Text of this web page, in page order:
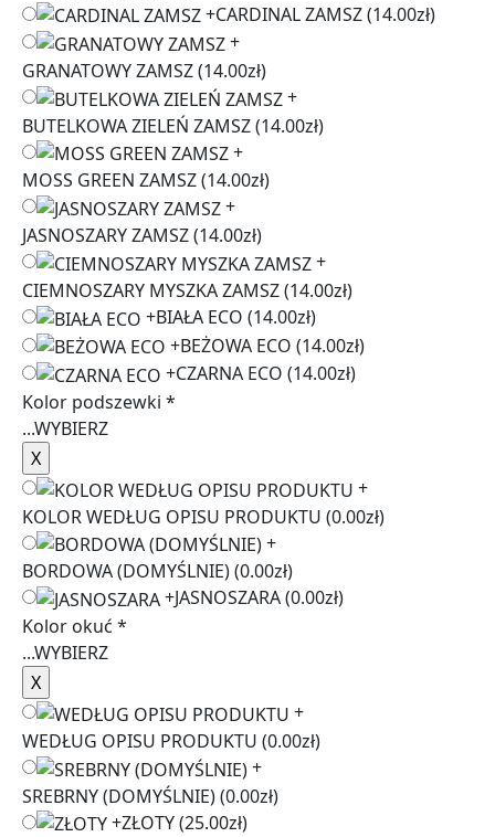
+CARDINAL ZAMSZ(14.00zł)
+
GRANATOWY ZAMSZ(14.00zł)
+
BUTELKOWA ZIELEŃ ZAMSZ(14.00zł)
+
MOSS GREEN ZAMSZ(14.00zł)
+
JASNOSZARY ZAMSZ(14.00zł)
+
CIEMNOSZARY MYSZKA ZAMSZ(14.00zł)
+BIAŁA ECO (14.00zł)
+BEŻOWA ECO (14.00zł)
+CZARNA ECO (14.00zł)
Kolor podszewki *
...WYBIERZ
+
KOLOR WEDŁUG OPISU PRODUKTU (0.00zł)
+
BORDOWA (DOMYŚLNIE)(0.00zł)
+JASNOSZARA(0.00zł)
Kolor okuć *
...WYBIERZ
+
WEDŁUG OPISU PRODUKTU (0.00zł)
+
SREBRNY (DOMYŚLNIE)(0.00zł)
+ZŁOTY(25.00zł)